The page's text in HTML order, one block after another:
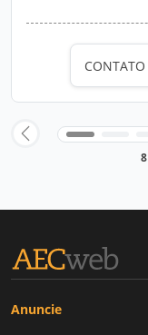
CONTATO
8
Anuncie